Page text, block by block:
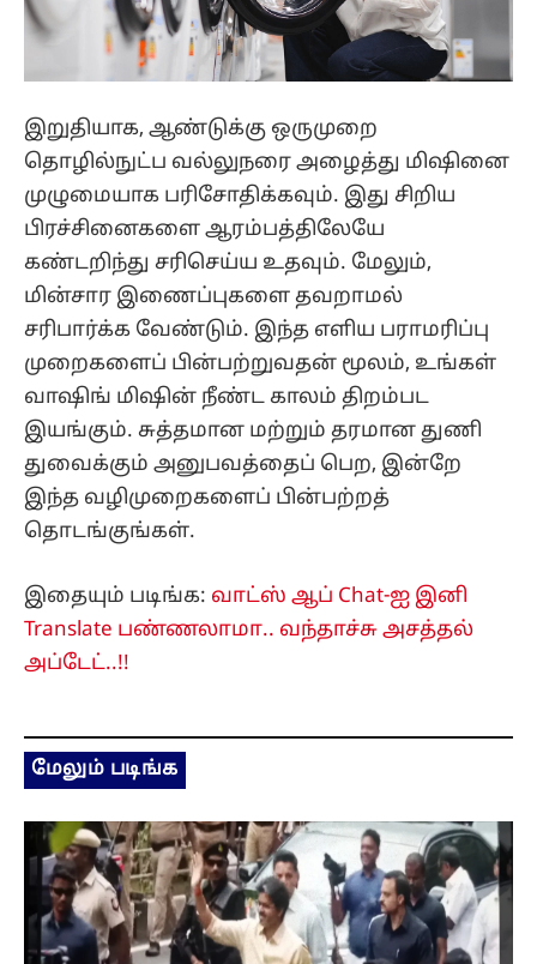
இறுதியாக, ஆண்டுக்கு ஒருமுறை
தொழில்நுட்ப வல்லுநரை அழைத்து மிஷினை
முழுமையாக பரிசோதிக்கவும். இது சிறிய
பிரச்சினைகளை ஆரம்பத்திலேயே
கண்டறிந்து சரிசெய்ய உதவும். மேலும்,
மின்சார இணைப்புகளை தவறாமல்
சரிபார்க்க வேண்டும். இந்த எளிய பராமரிப்பு
முறைகளைப் பின்பற்றுவதன் மூலம், உங்கள்
வாஷிங் மிஷின் நீண்ட காலம் திறம்பட
இயங்கும். சுத்தமான மற்றும் தரமான துணி
துவைக்கும் அனுபவத்தைப் பெற, இன்றே
இந்த வழிமுறைகளைப் பின்பற்றத்
தொடங்குங்கள்.
இதையும் படிங்க: வாட்ஸ் ஆப் Chat-ஐ இனி
Translate பண்ணலாமா.. வந்தாச்சு அசத்தல்
அப்டேட்..!!
மேலும் படிங்க